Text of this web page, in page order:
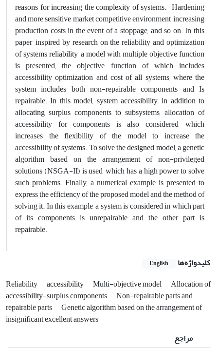
reasons for increasing the complexity of systems. , Hardening
and more sensitive market competitive environment, increasing
production costs in the event of a stoppage, and so on. In this
paper, inspired by research on the reliability and optimization
of systems reliability, a model with multiple objective function
is presented, the objective function of which includes
accessibility optimization and cost of all systems, where the
system includes both non-repairable components and Is
repairable. In this model, system accessibility, in addition to
allocating surplus components to subsystems, allocation of
accessibility for components is also considered, which
increases the flexibility of the model to increase the
accessibility of systems. To solve the designed model, a genetic
algorithm based on the arrangement of non-privileged
solutions (NSGA-II) is used, which has a high power to solve
such problems. Finally, a numerical example is presented to
express the efficiency of the proposed model and the method of
solving it. In this example, a system is considered in which part
of its components is unrepairable and the other part is
repairable.
کلیدواژه‌ها English
Reliability accessibility Multi-objective model
Allocation of
accessibility-surplus components
Non-repairable parts and
repairable parts
Genetic algorithm based on the arrangement of
insignificant excellent answers
مراجع